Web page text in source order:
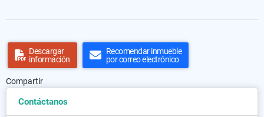
Descargar
información
Recomendar inmueble
por correo electrónico
Compartir
Contáctanos